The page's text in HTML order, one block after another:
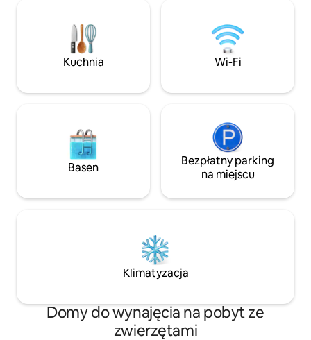
kuchnia, pokój wypoczynkowy, jadalnia,
duży taras z widokiem na morze,
klimatyzacja. Przed domem urokliwa
plaża z barem, doskonałą restauracją,
kolejowa 150 metrów Tropea 17 km
Kuchnia Wi-Fi
Basen
Bezpłatny parking
na miejscu
Klimatyzacja
Domy do wynajęcia na pobyt ze
zwierzętami